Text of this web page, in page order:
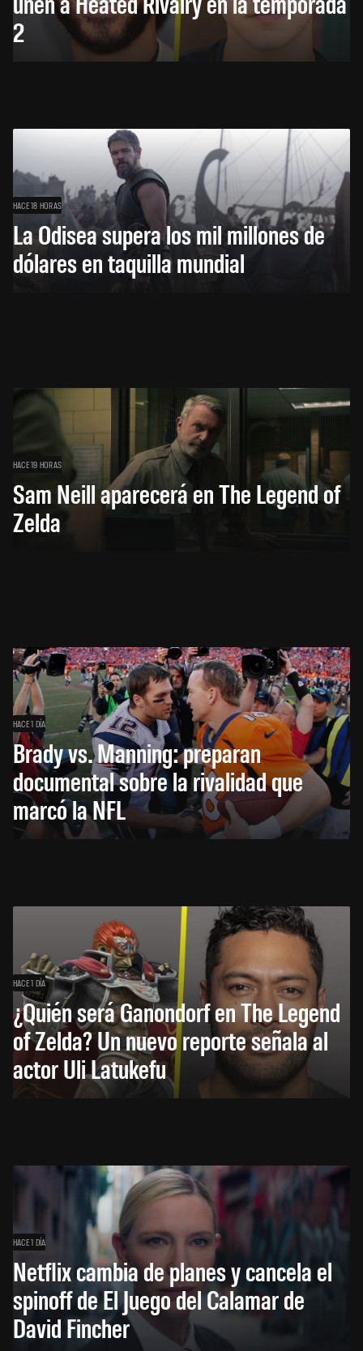
2
HACE 18 HORAS
La Odisea supera los mil millones de
dólares en taquilla mundial
HACE 19 HORAS
Sam Neill aparecerá en The Legend of
Zelda
HACE 1 DÍA
Brady vs. Manning: preparan
documental sobre la rivalidad que
marcó la NFL
HACE 1 DÍA
¿Quién será Ganondorf en The Legend
of Zelda? Un nuevo reporte señala al
actor Uli Latukefu
HACE 1 DÍA
Netflix cambia de planes y cancela el
spinoff de El Juego del Calamar de
David Fincher